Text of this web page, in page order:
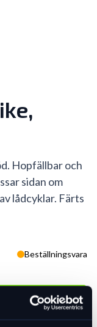
Hopfällbar och
sidan om
lådcyklar. Färts
Beställningsvara